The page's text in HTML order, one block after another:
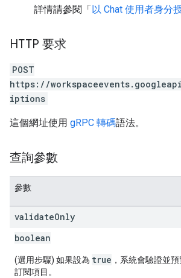
詳情請參閱「以 Chat 使用者身分
HTTP 要求
POST
https://
iptions
這個網址使用 gRPC 轉碼語法。
查詢參數
參數
validateOnly
boolean
(選用步驟) 如果設為 true ，系統會驗證並
訂閱項目。